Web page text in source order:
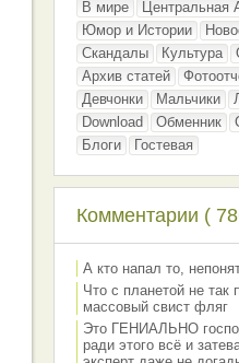
В мире
Центральная
Юмор и Истории
Скандалы
Культура
Архив статей
Девчонки
Мальчики
Download
Обменник
Блоги
Гостевая
Комментарии (
А кто напал то,
Что с планетой не так
массовый свист фляг
Это ГЕНИАЛЬНО
ради этого всё и